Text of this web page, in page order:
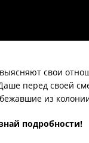
свои
перед своей
из
подробности!